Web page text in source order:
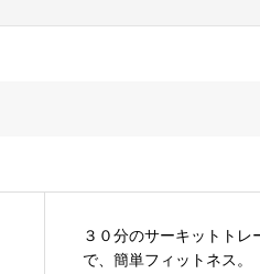
３０分のサーキットトレ
で、簡単フィットネス。